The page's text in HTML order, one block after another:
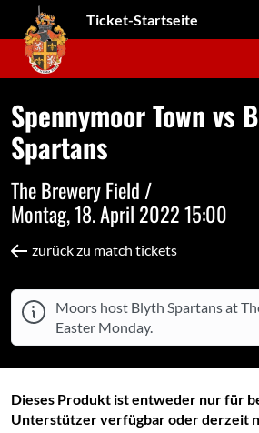
Ticket-Startseite
Spennymoor Town vs
Spartans
The Brewery Field /
Montag, 18. April 2022 15:00
zurück zu match tickets
Moors host Blyth Spartans at
Easter Monday.
Dieses Produkt ist entweder nur für
Unterstützer verfügbar oder derzeit